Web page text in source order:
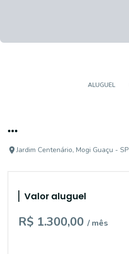
ALUGUEL
...
Jardim Centenário, Mogi Guaçu - SP
Valor aluguel
R$ 1.300,00 / mês